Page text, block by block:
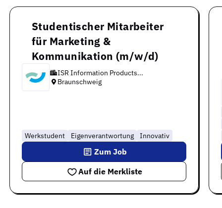
Studentischer Mitarbeiter
für Marketing &
Kommunikation (m/w/d)
ISR Information Products...
Braunschweig
Werkstudent Eigenverantwortung Innovativ
Auf die Merkliste
Zum Job